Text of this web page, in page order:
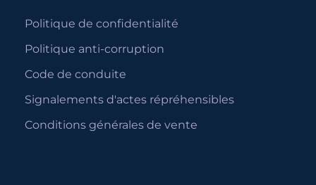
Politique de confidentialité
Politique anti-corruption
Code de conduite
Signalements d'actes répréhensibles
Conditions générales de vente